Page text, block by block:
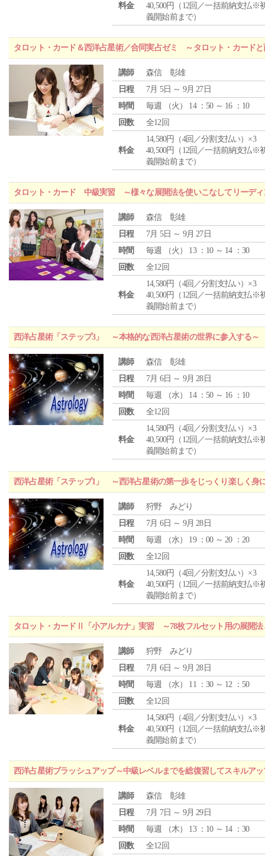
料金
40,500円（12回／一括前納支払※
義開始前まで）
タロット・カード＆西洋占星術／合同実占ゼミ ～タロット・カード
講師
森信 彰雄
日程
7月 5日 ～ 9月 27日
時間
毎週 （火 ） 14 ：50 ～ 16 ：10
回数
全12回
料金
14,580円（4回／分割支払い）×3
40,500円（12回／一括前納支払※
義開始前まで）
タロット・カード 中級実習 ～様々な展開法を使いこなしてリーディ
講師
森信 彰雄
日程
7月 5日 ～ 9月 27日
時間
毎週 （火 ） 13 ：10 ～ 14 ：30
回数
全12回
料金
14,580円（4回／分割支払い）×3
40,500円（12回／一括前納支払※
義開始前まで）
西洋占星術「ステップ3」 ～本格的な西洋占星術の世界に参入する～
講師
森信 彰雄
日程
7月 6日 ～ 9月 28日
時間
毎週 （水） 14 ：50 ～ 16 ：10
回数
全12回
料金
14,580円（4回／分割支払い）×3
40,500円（12回／一括前納支払※
義開始前まで）
西洋占星術「ステップ1」 ～西洋占星術の第一歩をじっくり楽しく身
講師
狩野 みどり
日程
7月 6日 ～ 9月 28日
時間
毎週 （水） 19 ：00 ～ 20 ：20
回数
全12回
料金
14,580円（4回／分割支払い）×3
40,500円（12回／一括前納支払※
義開始前まで）
タロット・カードⅡ「小アルカナ」実習 ～78枚フルセット用の展開法
講師
狩野 みどり
日程
7月 6日 ～ 9月 28日
時間
毎週 （水） 11 ：30 ～ 12 ：50
回数
全12回
料金
14,580円（4回／分割支払い）×3
40,500円（12回／一括前納支払※
義開始前まで）
西洋占星術ブラッシュアップ～中級レベルまでを総復習してスキルア
講師
森信 彰雄
日程
7月 7日 ～ 9月 29日
時間
毎週 （木） 13 ：10 ～ 14 ：30
回数
全12回